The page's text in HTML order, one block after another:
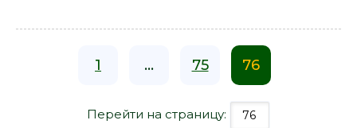
1 ... 75 76
Перейти на страницу: